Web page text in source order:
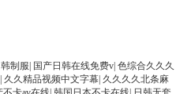
制服 国产日韩在线免费v 色综合久久久
久久精品视频中文字幕 久久久久北条麻